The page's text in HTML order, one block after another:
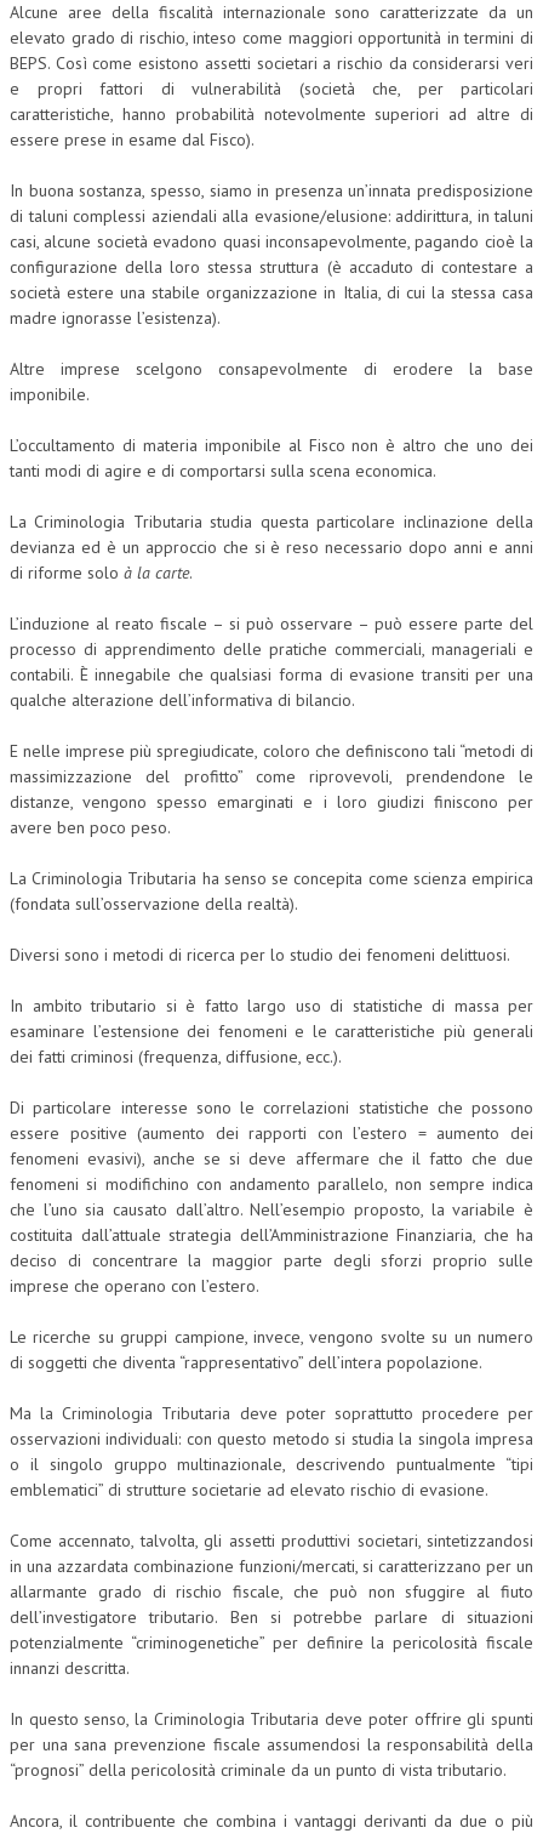
MARKETING
TREASURY IN FINANCIAL SERVICES
RISK MANAGEMENT
PERSONA E CITTÀ
L’UMANISTA
DIRITTO
DIRITTO DEL LAVORO
DIRITTO DELLE IMPRESE IN CRISI
CRIMINOLOGIA E CRIMINALISTICA
SICUREZZA SUL LAVORO
DIRITTO TRIBUTARIO
FISCALITÀ INTERNAZIONALE
TAX RISK MANAGEMENT
CRIMINOLOGIA TRIBUTARIA
CFC E PARADISI FISCALI
TRANSFER PRICING
AMMINISTRATIVA
TRIBUTARIA
GIURISPRUDENZA
EUROPEA
COSTITUZIONALE
CIVILE
TRIBUTARIA
PENALE
NEWS
CORSI ENTI TERZI
PUBBLICAZIONI
TELEGRAM
DOCUMENTI
TESI DI LAUREA
MATERIALE DIDATTICO
INVITI E PROMOZIONI
Alcune aree della fiscalità internazionale sono caratterizzate da un
elevato grado di rischio, inteso come maggiori opportunità in termini di
BEPS. Così come esistono assetti societari a rischio da considerarsi veri
e propri fattori di vulnerabilità (società che, per particolari
caratteristiche, hanno probabilità notevolmente superiori ad altre di
essere prese in esame dal Fisco).
In buona sostanza, spesso, siamo in presenza un’innata predisposizione
di taluni complessi aziendali alla evasione/elusione: addirittura, in taluni
casi, alcune società evadono quasi inconsapevolmente, pagando cioè la
configurazione della loro stessa struttura (è accaduto di contestare a
società estere una stabile organizzazione in Italia, di cui la stessa casa
madre ignorasse l’esistenza).
Altre imprese scelgono consapevolmente di erodere la base
imponibile.
L’occultamento di materia imponibile al Fisco non è altro che uno dei
tanti modi di agire e di comportarsi sulla scena economica.
La Criminologia Tributaria studia questa particolare inclinazione della
devianza ed è un approccio che si è reso necessario dopo anni e anni
di riforme solo à la carte.
L’induzione al reato fiscale – si può osservare – può essere parte del
processo di apprendimento delle pratiche commerciali, manageriali e
contabili. È innegabile che qualsiasi forma di evasione transiti per una
qualche alterazione dell’informativa di bilancio.
E nelle imprese più spregiudicate, coloro che definiscono tali “metodi di
massimizzazione del profitto” come riprovevoli, prendendone le
distanze, vengono spesso emarginati e i loro giudizi finiscono per
avere ben poco peso.
La Criminologia Tributaria ha senso se concepita come scienza empirica
(fondata sull’osservazione della realtà).
Diversi sono i metodi di ricerca per lo studio dei fenomeni delittuosi.
In ambito tributario si è fatto largo uso di statistiche di massa per
esaminare l’estensione dei fenomeni e le caratteristiche più generali
dei fatti criminosi (frequenza, diffusione, ecc.).
Di particolare interesse sono le correlazioni statistiche che possono
essere positive (aumento dei rapporti con l’estero = aumento dei
fenomeni evasivi), anche se si deve affermare che il fatto che due
fenomeni si modifichino con andamento parallelo, non sempre indica
che l’uno sia causato dall’altro. Nell’esempio proposto, la variabile è
costituita dall’attuale strategia dell’Amministrazione Finanziaria, che ha
deciso di concentrare la maggior parte degli sforzi proprio sulle
imprese che operano con l’estero.
Le ricerche su gruppi campione, invece, vengono svolte su un numero
di soggetti che diventa “rappresentativo” dell’intera popolazione.
Ma la Criminologia Tributaria deve poter soprattutto procedere per
osservazioni individuali: con questo metodo si studia la singola impresa
o il singolo gruppo multinazionale, descrivendo puntualmente “tipi
emblematici” di strutture societarie ad elevato rischio di evasione.
Come accennato, talvolta, gli assetti produttivi societari, sintetizzandosi
in una azzardata combinazione funzioni/mercati, si caratterizzano per un
allarmante grado di rischio fiscale, che può non sfuggire al fiuto
dell’investigatore tributario. Ben si potrebbe parlare di situazioni
potenzialmente “criminogenetiche” per definire la pericolosità fiscale
innanzi descritta.
In questo senso, la Criminologia Tributaria deve poter offrire gli spunti
per una sana prevenzione fiscale assumendosi la responsabilità della
“prognosi” della pericolosità criminale da un punto di vista tributario.
Ancora, il contribuente che combina i vantaggi derivanti da due o più